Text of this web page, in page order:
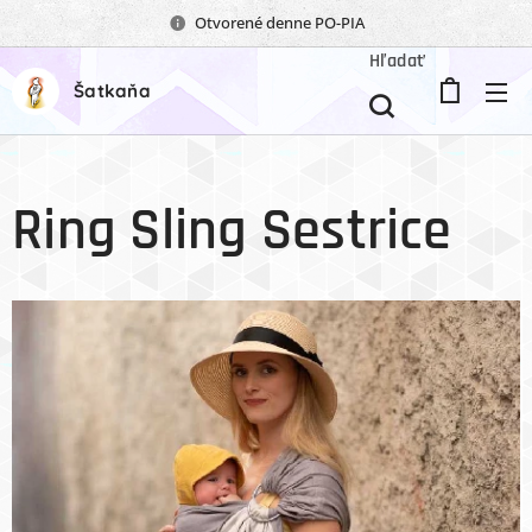
Otvorené denne PO-PIA
Šatkaňa
Hľadať
Ring Sling Sestrice